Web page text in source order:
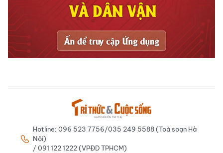
Hotline: 096 523 7756/035 249 5588 (Toà soạn Hà
Nội)
/ 091 122 1222 (VPĐD TPHCM)